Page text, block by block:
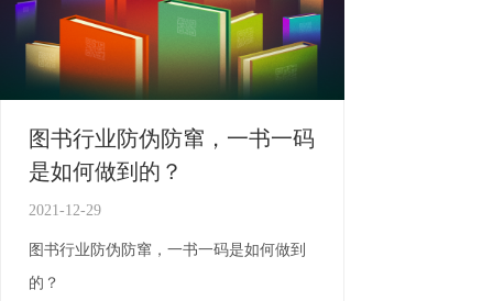
图书行业防伪防窜，一书一码
是如何做到的？
2021-12-29
图书行业防伪防窜，一书一码是如何做到
的？